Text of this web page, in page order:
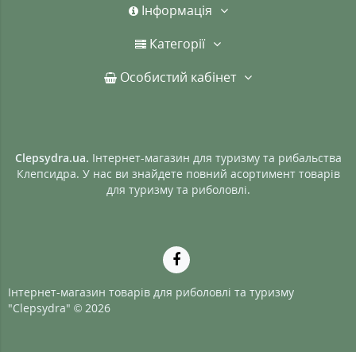
Інформація
Категорії
Особистий кабінет
Clepsydra.ua. Інтернет-магазин для туризму та рибальства
Клепсидра. У нас ви знайдете повний асортимент товарів
для туризму та риболовлі.
Інтернет-магазин товарів для риболовлі та туризму
"Clepsydra" © 2026